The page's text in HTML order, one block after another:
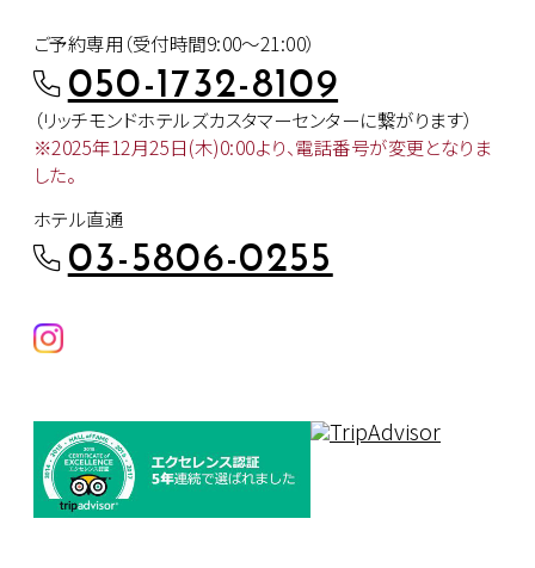
ご予約専用（受付時間9:00～21:00）
050-1732-8109
（リッチモンドホテルズカスタマーセンターに繋がります）
※2025年12月25日(木)0:00より、電話番号が変更となりま
した。
ホテル直通
03-5806-0255